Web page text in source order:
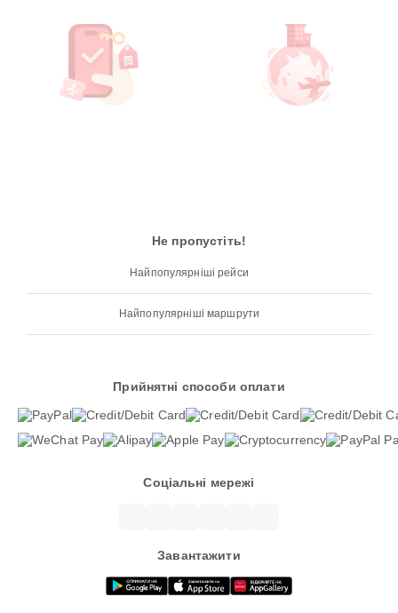
Не пропустіть!
Найпопулярніші рейси
Найпопулярніші маршрути
Прийнятні способи оплати
Соціальні мережі
Завантажити